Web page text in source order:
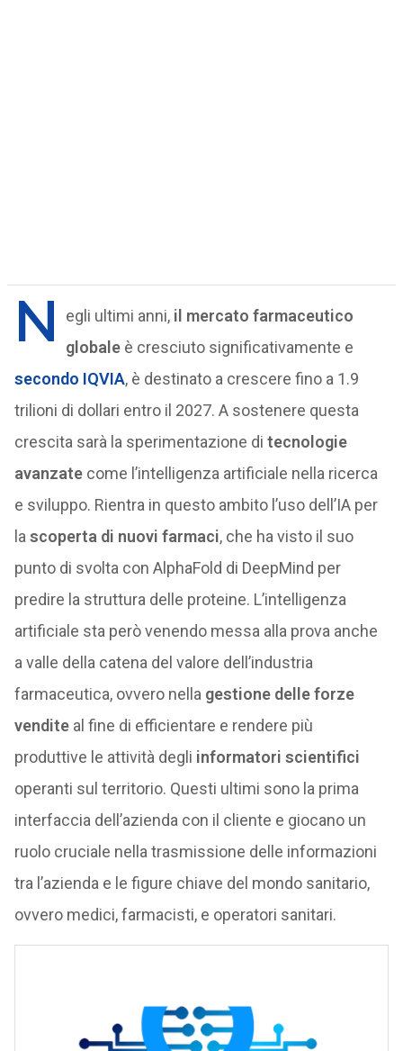
N egli ultimi anni, il mercato farmaceutico
globaleè cresciuto significativamente e
secondo IQVIA, è destinato a crescere fino a 1.9
trilioni di dollari entro il 2027. A sostenere questa
crescita sarà la sperimentazione di tecnologie
avanzatecome l’intelligenza artificiale nella ricerca
e sviluppo. Rientra in questo ambito l’uso dell’IA per
la scoperta di nuovi farmaci, che ha visto il suo
punto di svolta con AlphaFold di DeepMind per
predire la struttura delle proteine. L’intelligenza
artificiale sta però venendo messa alla prova anche
a valle della catena del valore dell’industria
farmaceutica, ovvero nella gestione delle forze
venditeal fine di efficientare e rendere più
produttive le attività degli informatori scientifici
operanti sul territorio. Questi ultimi sono la prima
interfaccia dell’azienda con il cliente e giocano un
ruolo cruciale nella trasmissione delle informazioni
tra l’azienda e le figure chiave del mondo sanitario,
ovvero medici, farmacisti, e operatori sanitari.